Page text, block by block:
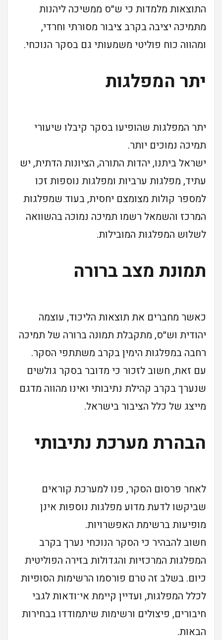
התוצאות מלמדות כי ש״ס ממשיכה ליהנות
מתמיכה יציבה בקרב ציבור מסורתי וחרדי,
ומהווה כוח פוליטי משמעותי גם בסקר הנוכחי.
יתר המפלגות
יתר המפלגות שהופיעו בסקר קיבלו שיעורי
תמיכה נמוכים יותר.
ישראל ביתנו, יהדות התורה, הציונות הדתית, יש
עתיד, מפלגות ערביות ומפלגות נוספות זכו
למספר קולות מצומצם יחסית, בעוד שמפלגות
המרכז והשמאל רשמו תמיכה נמוכה בהשוואה
לשלוש המפלגות המובילות.
תמונת מצב ברורה
כאשר מחברים את תוצאות הליכוד, עוצמה
יהודית וש״ס, מתקבלת תמונה ברורה של תמיכה
רחבה במפלגות הימין בקרב משתתפי הסקר.
עם זאת, חשוב לזכור כי מדובר בסקר גולשים
שנערך בקרב קהילת נתיבותי ואינו מהווה מדגם
מייצג של כלל הציבור בישראל.
הבהרת מערכת נתיבותי
לאחר פרסום הסקר, פנו למערכת קוראים
שביקשו לדעת מדוע מפלגות נוספות אינן
מופיעות ברשימת האפשרויות.
חשוב להבהיר כי הסקר הנוכחי נערך בקרב
המפלגות המרכזיות והגדולות בזירה הפוליטית
כיום. בשלב זה טרם פורסמו הרשימות הסופיות
לכלל המפלגות, ועדיין קיימת אי־ודאות לגבי
חיבורים, פיצולים ורשימות שיתמודדו בבחירות
הבאות.